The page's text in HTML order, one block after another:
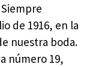
de 1916, en la
nuestra boda.
número 19,